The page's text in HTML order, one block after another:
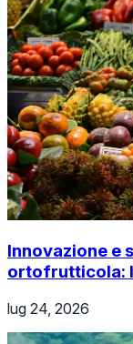
Innovazione e
ortofrutticola:
lug 24, 2026